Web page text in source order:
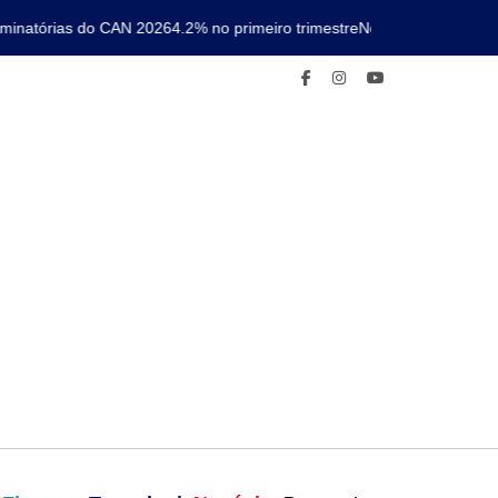
do CAN 20264.2% no primeiro trimestreNova linha de metro